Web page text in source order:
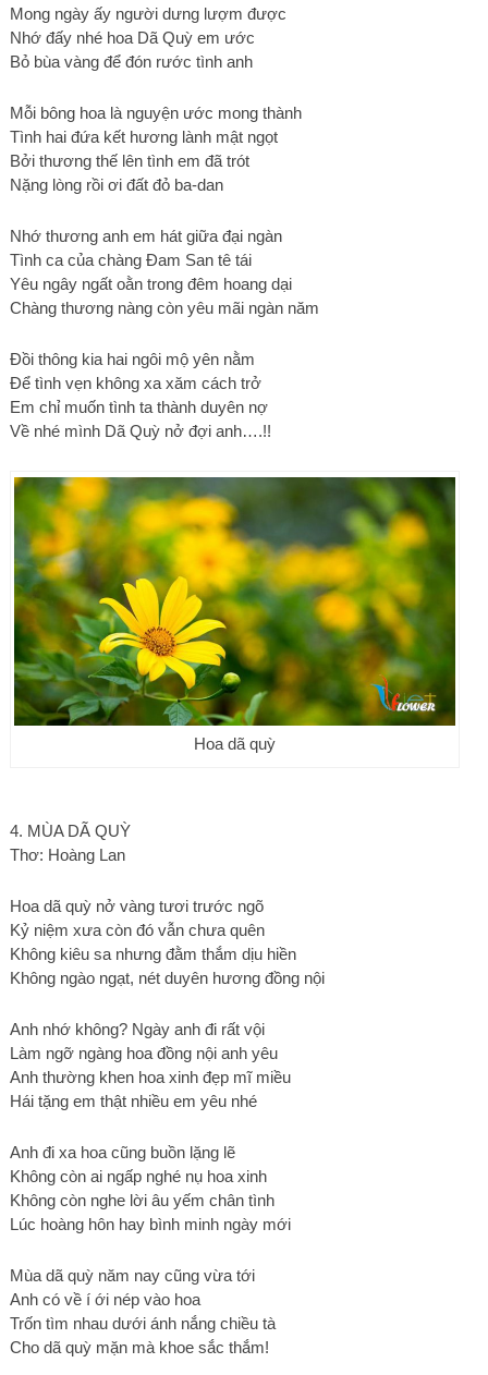
Mong ngày ấy người dưng lượm được
Nhớ đấy nhé hoa Dã Quỳ em ước
Bỏ bùa vàng để đón rước tình anh
Mỗi bông hoa là nguyện ước mong thành
Tình hai đứa kết hương lành mật ngọt
Bởi thương thế lên tình em đã trót
Nặng lòng rồi ơi đất đỏ ba-dan
Nhớ thương anh em hát giữa đại ngàn
Tình ca của chàng Đam San tê tái
Yêu ngây ngất oằn trong đêm hoang dại
Chàng thương nàng còn yêu mãi ngàn năm
Đồi thông kia hai ngôi mộ yên nằm
Để tình vẹn không xa xăm cách trở
Em chỉ muốn tình ta thành duyên nợ
Về nhé mình Dã Quỳ nở đợi anh….!!
Hoa dã quỳ
4. MÙA DÃ QUỲ
Thơ: Hoàng Lan
Hoa dã quỳ nở vàng tươi trước ngõ
Kỷ niệm xưa còn đó vẫn chưa quên
Không kiêu sa nhưng đằm thắm dịu hiền
Không ngào ngạt, nét duyên hương đồng nội
Anh nhớ không? Ngày anh đi rất vội
Làm ngỡ ngàng hoa đồng nội anh yêu
Anh thường khen hoa xinh đẹp mĩ miều
Hái tặng em thật nhiều em yêu nhé
Anh đi xa hoa cũng buồn lặng lẽ
Không còn ai ngấp nghé nụ hoa xinh
Không còn nghe lời âu yếm chân tình
Lúc hoàng hôn hay bình minh ngày mới
Mùa dã quỳ năm nay cũng vừa tới
Anh có về í ới nép vào hoa
Trốn tìm nhau dưới ánh nắng chiều tà
Cho dã quỳ mặn mà khoe sắc thắm!